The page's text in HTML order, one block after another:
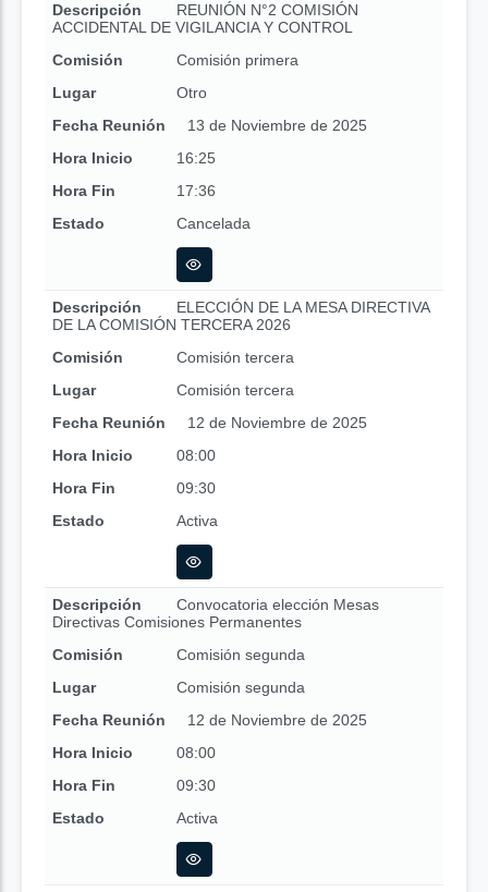
Descripción
REUNIÓN N°2 COMISIÓN
ACCIDENTAL DE VIGILANCIA Y CONTROL
Comisión
Comisión primera
Lugar
Otro
Fecha Reunión
13 de Noviembre de 2025
Hora Inicio
16:25
Hora Fin
17:36
Estado
Cancelada
Descripción
ELECCIÓN DE LA MESA DIRECTIVA
DE LA COMISIÓN TERCERA 2026
Comisión
Comisión tercera
Lugar
Comisión tercera
Fecha Reunión
12 de Noviembre de 2025
Hora Inicio
08:00
Hora Fin
09:30
Estado
Activa
Descripción
Convocatoria elección Mesas
Directivas Comisiones Permanentes
Comisión
Comisión segunda
Lugar
Comisión segunda
Fecha Reunión
12 de Noviembre de 2025
Hora Inicio
08:00
Hora Fin
09:30
Estado
Activa